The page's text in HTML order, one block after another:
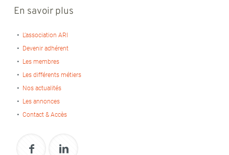
En savoir plus
L’association ARI
Devenir adhérent
Les membres
Les différents métiers
Nos actualités
Les annonces
Contact & Accès